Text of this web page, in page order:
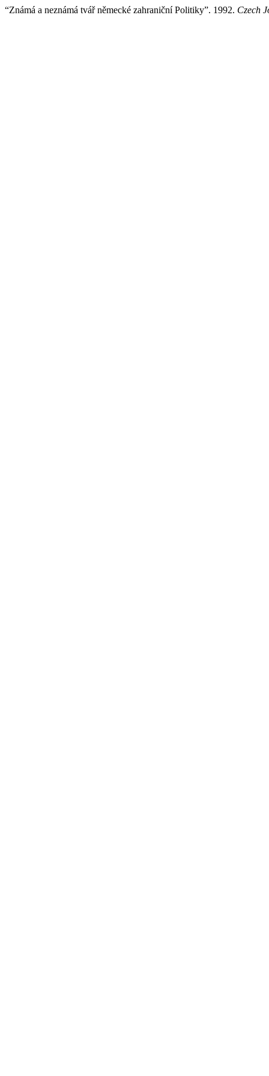
“Známá a neznámá tvář německé zahraniční Politiky”. 1992. Czech